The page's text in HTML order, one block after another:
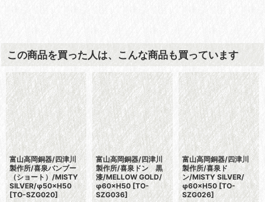
この商品を買った人は、こんな商品も買っています
富山高岡銅器/四津川
製作所/喜泉バンブー
（ショート）/MISTY
SILVER/φ50×H50
[TO-SZG020]
富山高岡銅器/四津川
製作所/喜泉ドン 黒
漆/MELLOW GOLD/
φ60×H50 [TO-
SZG036]
富山高岡銅器/四津川
製作所/喜泉ド
ン/MISTY SILVER/
φ60×H50 [TO-
SZG026]